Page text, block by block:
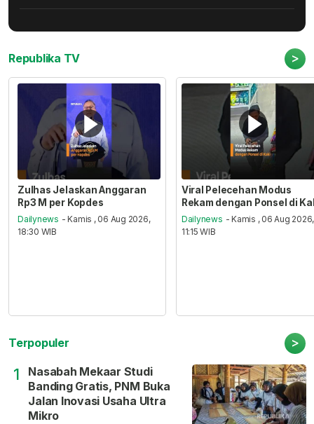
Republika TV >
Zulhas Jelaskan Anggaran
Rp3 M per Kopdes
Dailynews - Kamis , 06 Aug 2026,
18:30 WIB
Viral Pelecehan Modus
Rekam dengan Ponsel di
Dailynews - Kamis , 06 Aug 2026,
11:15 WIB
Terpopuler >
1
Nasabah Mekaar Studi
Banding Gratis, PNM Buka
Jalan Inovasi Usaha Ultra
Mikro